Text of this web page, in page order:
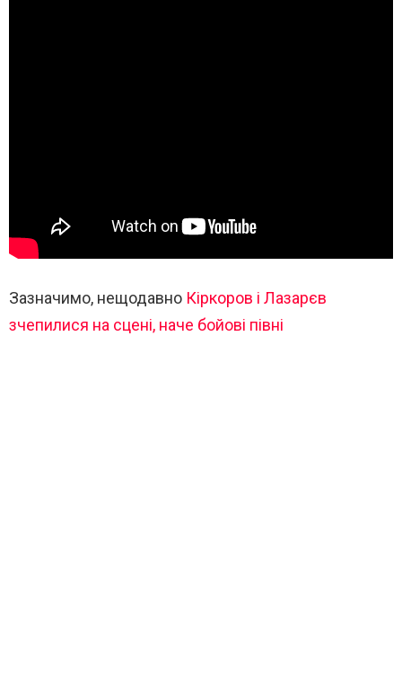
Зазначимо, нещодавно Кіркоров і Лазарєв
зчепилися на сцені, наче бойові півні